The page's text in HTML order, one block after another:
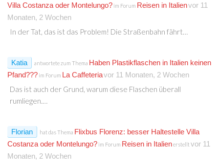
Villa Costanza oder Montelungo? im Forum Reisen in Italienvor 11
Monaten, 2 Wochen
In der Tat, das ist das Problem! Die Straßenbahn fährt…
Katia antwortete zum Thema Haben Plastikflaschen in Italien keinen
Pfand??? im Forum La Caffeteriavor 11 Monaten, 2 Wochen
Das ist auch der Grund, warum diese Flaschen überall
rumliegen.…
Florian hat das Thema Flixbus Florenz: besser Haltestelle Villa
Costanza oder Montelungo? im Forum Reisen in Italienerstellt vor 11
Monaten, 2 Wochen